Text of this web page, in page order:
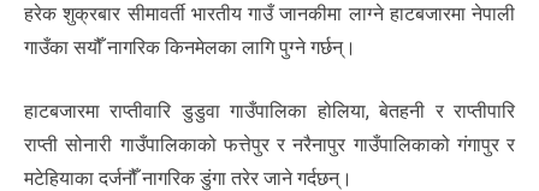
हरेक शुक्रबार सीमावर्ती भारतीय गाउँ जानकीमा लाग्ने हाटबजारमा नेपाली
गाउँका सयौँ नागरिक किनमेलका लागि पुग्ने गर्छन्।
हाटबजारमा राप्तीवारि डुडुवा गाउँपालिका होलिया, बेतहनी र राप्तीपारि
राप्ती सोनारी गाउँपालिकाको फत्तेपुर र नरैनापुर गाउँपालिकाको गंगापुर र
मटेहियाका दर्जनौँ नागरिक डुंगा तरेर जाने गर्दछन्।